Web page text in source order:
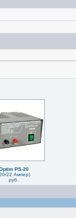
PS-20
22 Ампер)
руб.